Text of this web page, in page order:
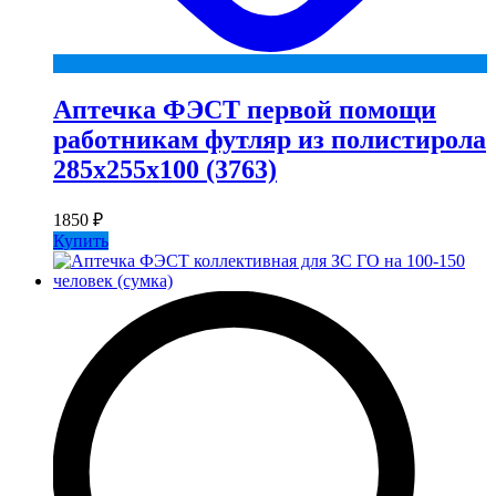
Аптечка ФЭСТ первой помощи
работникам футляр из полистирола
285х255х100 (3763)
1850 ₽
Купить